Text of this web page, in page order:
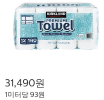
31,490원
1미터당 93원